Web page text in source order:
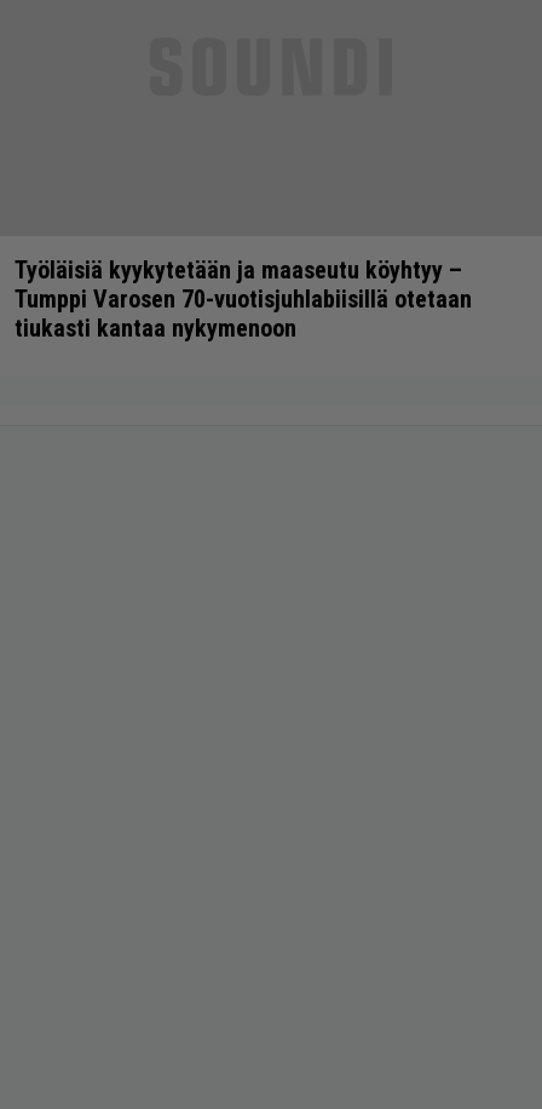
Työläisiä kyykytetään ja maaseutu köyhtyy –
Tumppi Varosen 70-vuotisjuhlabiisillä otetaan
tiukasti kantaa nykymenoon